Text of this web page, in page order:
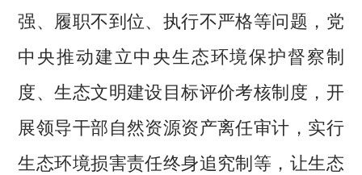
强、履职不到位、执行不严格等问题，党
中央推动建立中央生态环境保护督察制
度、生态文明建设目标评价考核制度，开
展领导干部自然资源资产离任审计，实行
生态环境损害责任终身追究制等，让生态